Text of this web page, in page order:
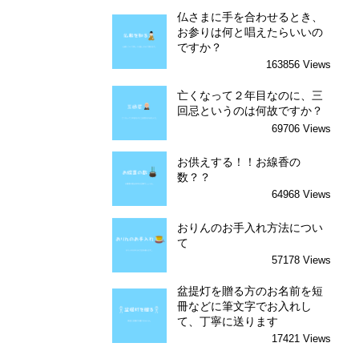
仏さまに手を合わせるとき、
お参りは何と唱えたらいいの
ですか？
163856 Views
亡くなって２年目なのに、三
回忌というのは何故ですか？
69706 Views
お供えする！！お線香の
数？？
64968 Views
おりんのお手入れ方法につい
て
57178 Views
盆提灯を贈る方のお名前を短
冊などに筆文字でお入れし
て、丁寧に送ります
17421 Views